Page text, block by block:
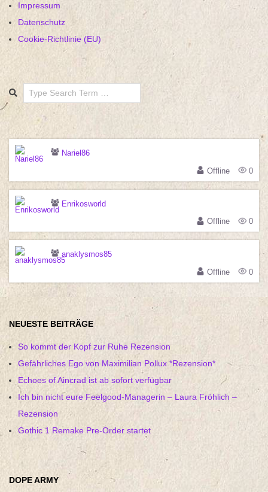
Impressum
Datenschutz
Cookie-Richtlinie (EU)
Search
Nariel86
Offline
0
Enrikosworld
Offline
0
anaklysmos85
Offline
0
NEUESTE BEITRÄGE
So kommt der Kopf zur Ruhe Rezension
Gefährliches Ego von Maximilian Pollux *Rezension*
Echoes of Aincrad ist ab sofort verfügbar
Ich bin nicht eure Feelgood-Managerin – Laura Fröhlich –
Rezension
Gothic 1 Remake Pre-Order startet
DOPE ARMY